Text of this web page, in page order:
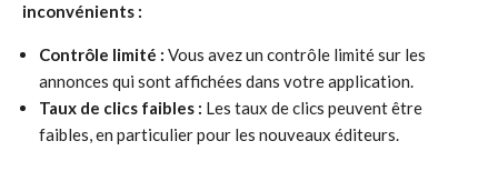
inconvénients :
Contrôle limité : Vous avez un contrôle limité sur les
annonces qui sont affichées dans votre application.
Taux de clics faibles : Les taux de clics peuvent être
faibles, en particulier pour les nouveaux éditeurs.